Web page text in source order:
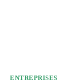
ENTREPRISES